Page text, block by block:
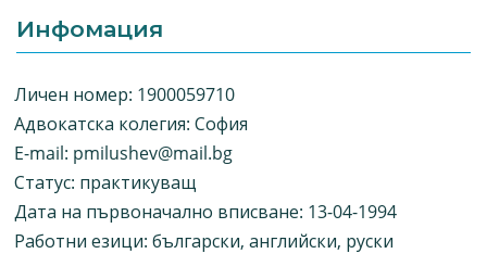
Инфомация
Личен номер: 1900059710
Адвокатска колегия: София
E-mail: pmilushev@mail.bg
Статус: практикуващ
Дата на първоначално вписване: 13-04-1994
Работни езици: български, английски, руски